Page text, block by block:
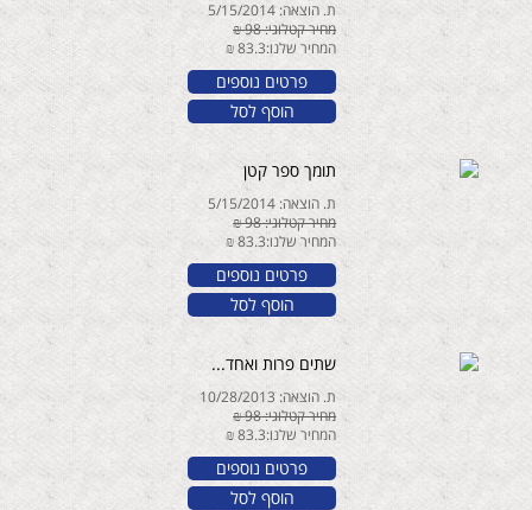
ת. הוצאה: 5/15/2014
מחיר קטלוגי: 98 ₪
המחיר שלנו:83.3 ₪
פרטים נוספים
הוסף לסל
תומך ספר קטן
ת. הוצאה: 5/15/2014
מחיר קטלוגי: 98 ₪
המחיר שלנו:83.3 ₪
פרטים נוספים
הוסף לסל
שתים פרות ואחד...
ת. הוצאה: 10/28/2013
מחיר קטלוגי: 98 ₪
המחיר שלנו:83.3 ₪
פרטים נוספים
הוסף לסל